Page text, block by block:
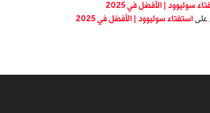
سوليوود | الأفضل في 2025
على استفتاء سوليوود | الأفضل في 2025